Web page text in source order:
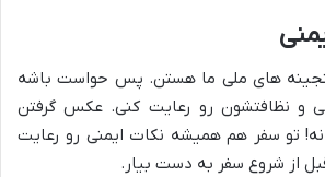
های ملی ما هستن. پس حواست باشه
و نظافتشون رو رعایت کنی. عکس گرفتن
نه! تو سفر هم همیشه نکات ایمنی رو رعایت
از شروع سفر به دست بیار.